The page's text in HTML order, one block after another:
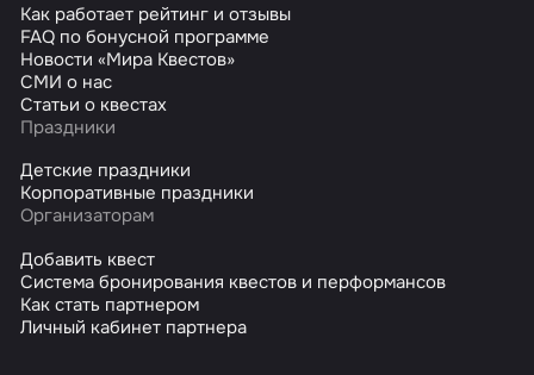
Как работает рейтинг и отзывы
FAQ по бонусной программе
Новости «Мира Квестов»
СМИ о нас
Статьи о квестах
Праздники
Детские праздники
Корпоративные праздники
Организаторам
Добавить квест
Система бронирования квестов и перформансов
Как стать партнером
Личный кабинет партнера